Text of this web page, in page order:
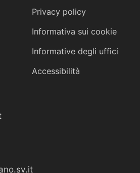
Privacy policy
Informativa sui cookie
Informative degli uffici
Accessibilità